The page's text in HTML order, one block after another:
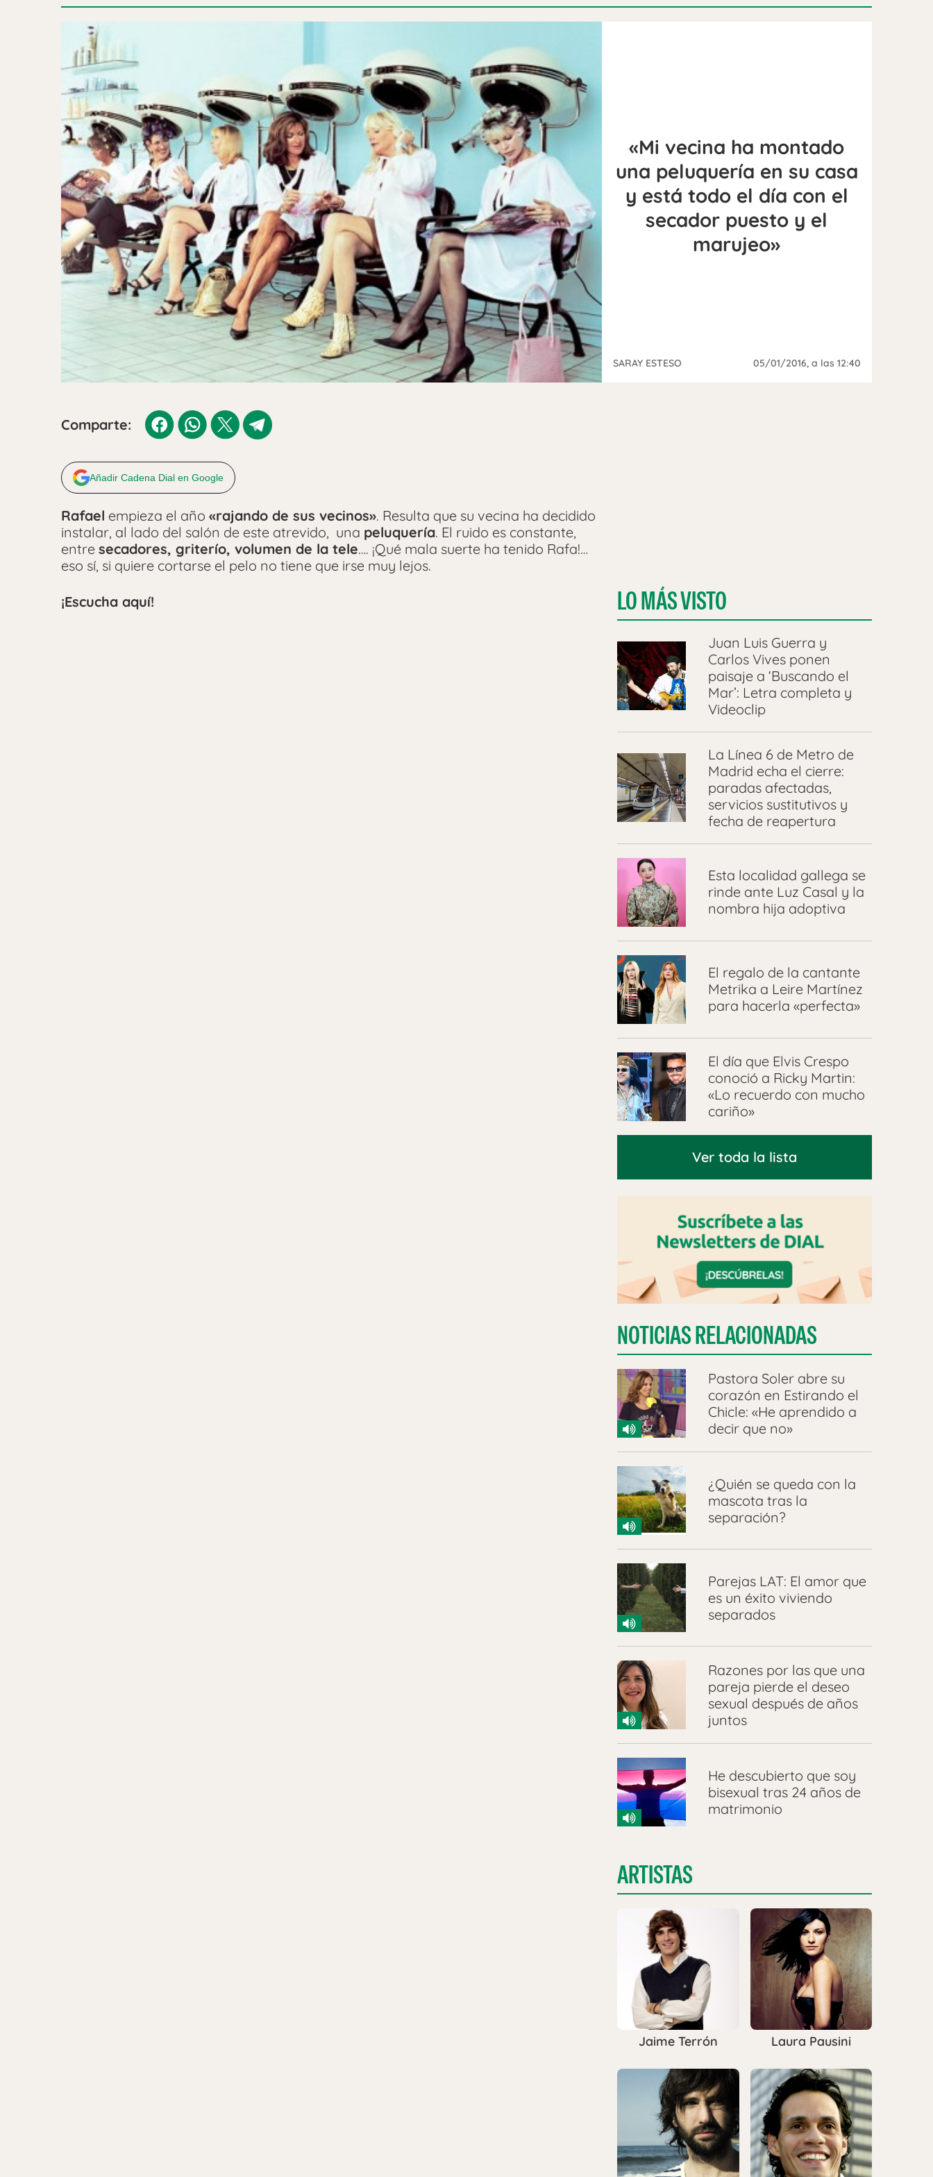
«Mi vecina ha montado
una peluquería en su casa
y está todo el día con el
secador puesto y el
marujeo»
SARAY ESTESO 05/01/2016, a las 12:40
Comparte:
Añadir Cadena Dial en Google
Rafael empieza el año «rajando de sus vecinos». Resulta que su vecina ha decidido
instalar, al lado del salón de este atrevido, una peluquería. El ruido es constante,
entre secadores, griterío, volumen de la tele…. ¡Qué mala suerte ha tenido Rafa!…
eso sí, si quiere cortarse el pelo no tiene que irse muy lejos.
¡Escucha aquí! LO MÁS VISTO
Juan Luis Guerra y
Carlos Vives ponen
paisaje a ‘Buscando el
Mar’: Letra completa y
Videoclip
La Línea 6 de Metro de
Madrid echa el cierre:
paradas afectadas,
servicios sustitutivos y
fecha de reapertura
Esta localidad gallega se
rinde ante Luz Casal y la
nombra hija adoptiva
El regalo de la cantante
Metrika a Leire Martínez
para hacerla «perfecta»
El día que Elvis Crespo
conoció a Ricky Martin:
«Lo recuerdo con mucho
cariño»
Ver toda la lista
NOTICIAS RELACIONADAS
Pastora Soler abre su
corazón en Estirando el
Chicle: «He aprendido a
decir que no»
¿Quién se queda con la
mascota tras la
separación?
Parejas LAT: El amor que
es un éxito viviendo
separados
Razones por las que una
pareja pierde el deseo
sexual después de años
juntos
He descubierto que soy
bisexual tras 24 años de
matrimonio
ARTISTAS
Jaime Terrón Laura Pausini